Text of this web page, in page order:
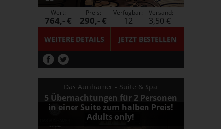
WEITERE DETAILS JETZTBESTELLEN
Wert:
764,- €
Preis:
290,- €
Verfügbar:
12
Versand:
3,50 €
Das Aunhamer - Suite & Spa
5 Übernachtungen für 2 Personen
in einer Suite zum halben Preis!
Adults only!